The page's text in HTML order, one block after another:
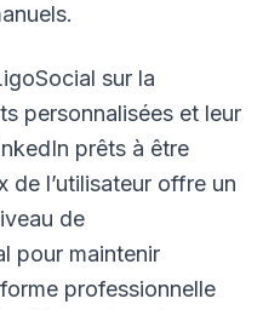
sur la
personnalisées et leur
prêts à être
de l’utilisateur offre un
de
pour maintenir
professionnelle